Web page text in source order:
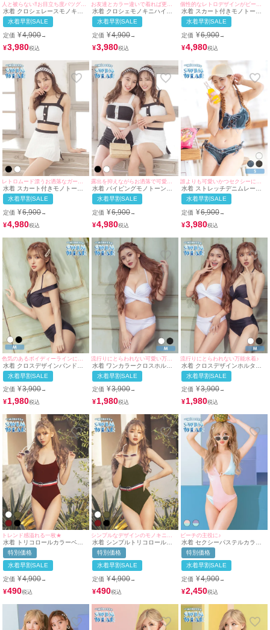
水着 クロシェレースモノキニ
ハイネックビキニ
水着早割SALE
定価 ¥4,900→
¥3,980
お友達とカラー違いで着れば更にお目立ち度UP♪
水着 クロシェモノキニハイネ
ックビキニ
水着早割SALE
定価 ¥4,900→
¥3,980
水着 スカート付きモノトーン
デザインガーリー体型カバータ
ンキニガーリービキニ
水着早割SALE
定価 ¥6,900→
¥4,980
水着 スカート付きモノトーン
ガーリー体型カバービキニ
水着早割SALE
定価 ¥6,900→
¥4,980
露出を抑えながらお洒落で可愛い水着♪
水着 パイピングモノトーンデ
ザインガーリースカート付き体
型カバービキニ
水着早割SALE
定価 ¥6,900→
¥4,980
水着 ストレッチデニムレース
アップバンドゥホルターネック
ビキニ
水着早割SALE
定価 ¥6,900→
¥3,980
水着 クロスデザインバンドゥ
ホルターネックビキニ
水着早割SALE
定価 ¥3,900→
¥1,980
流行りにとらわれない可愛い万能水着♪
水着 ワンカラークロスホルタ
ーネックビキニ
水着早割SALE
定価 ¥3,900→
¥1,980
流行りにとらわれない万能水着♪
水着 クロスデザインホルター
ネックビキニ
水着早割SALE
定価 ¥3,900→
¥1,980
トレンド感溢れる一枚★
水着 トリコロールカラーベル
ト付モノキニ体型カバーワンピ
ースビキニ
特別価格
水着早割SALE
定価 ¥4,900→
¥490
水着 シンプルトリコロールカ
ラーベルト付モノキ体型カバー
ワンピースビキニ
特別価格
水着早割SALE
定価 ¥4,900→
¥490
ビーチの主役に♪
水着 セクシーパステルカラー
カットデザインモノキニ三角ビ
キニ特別価格
水着早割SALE
定価 ¥4,900→
¥2,450